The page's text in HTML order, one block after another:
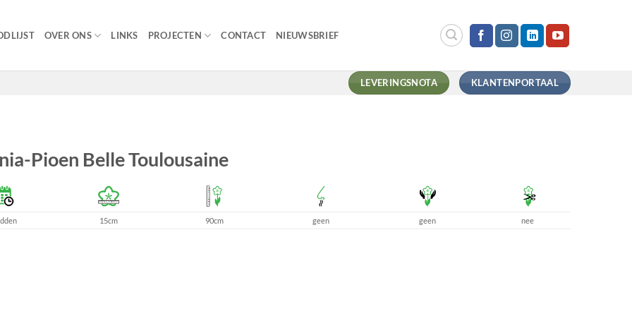
OVER ONS LINKS PROJECTEN CONTACT NIEUWSBRIEF
LEVERINGSNOTA KLANTENPORTAAL
Pioen Belle Toulousaine
15cm 90cm geen geen nee